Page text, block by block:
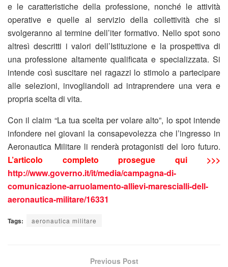
e le caratteristiche della professione, nonché le attività
operative e quelle al servizio della collettività che si
svolgeranno al termine dell’iter formativo. Nello spot sono
altresì descritti i valori dell’Istituzione e la prospettiva di
una professione altamente qualificata e specializzata. Si
intende così suscitare nei ragazzi lo stimolo a partecipare
alle selezioni, invogliandoli ad intraprendere una vera e
propria scelta di vita.
Con il claim “La tua scelta per volare alto”, lo spot intende
infondere nei giovani la consapevolezza che l’ingresso in
Aeronautica Militare li renderà protagonisti del loro futuro.
L’articolo completo prosegue qui >>>
http://www.governo.it/it/media/campagna-di-
comunicazione-arruolamento-allievi-marescialli-dell-
aeronautica-militare/16331
Tags: aeronautica militare
Previous Post